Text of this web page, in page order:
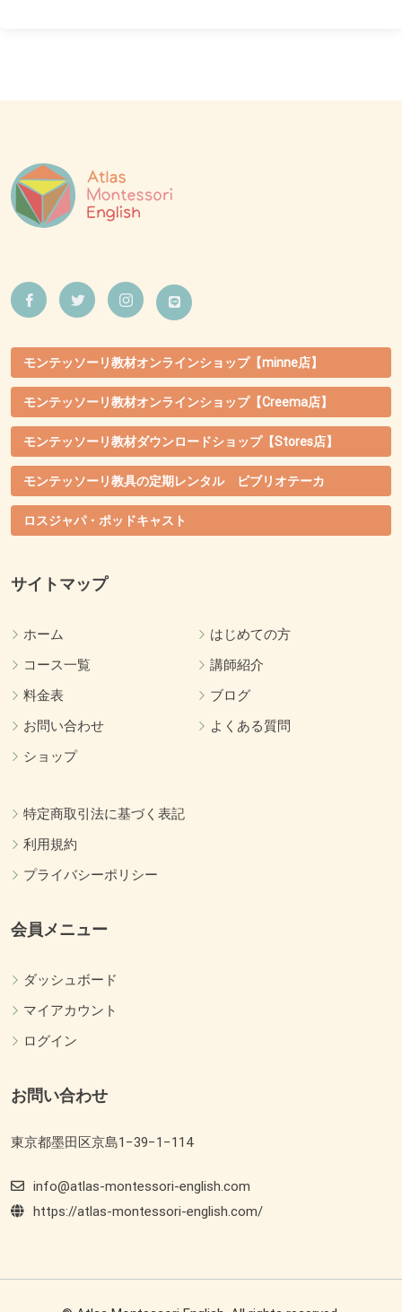
モンテッソーリ教材オンラインショップ【minne店】
モンテッソーリ教材オンラインショップ【Creema店】
モンテッソーリ教材ダウンロードショップ【Stores店】
モンテッソーリ教具の定期レンタル ビブリオテーカ
ロスジャパ・ポッドキャスト
サイトマップ
ホーム
はじめての方
コース一覧
講師紹介
料金表
ブログ
お問い合わせ
よくある質問
ショップ
特定商取引法に基づく表記
利用規約
プライバシーポリシー
会員メニュー
ダッシュボード
マイアカウント
ログイン
お問い合わせ
東京都墨田区京島1−39−1−114
info@atlas-montessori-english.com
https://atlas-montessori-english.com/